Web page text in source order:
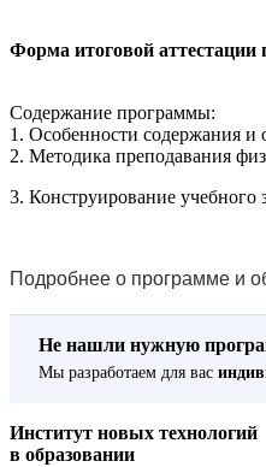
Форма итоговой аттестации
Содержание программы:
1. Особенности содержания и
2. Методика преподавания
3. Конструирование учебного
Подробнее о программе и
Не нашли нужную
Мы разработаем для вас
Институт новых технологий
в образовании